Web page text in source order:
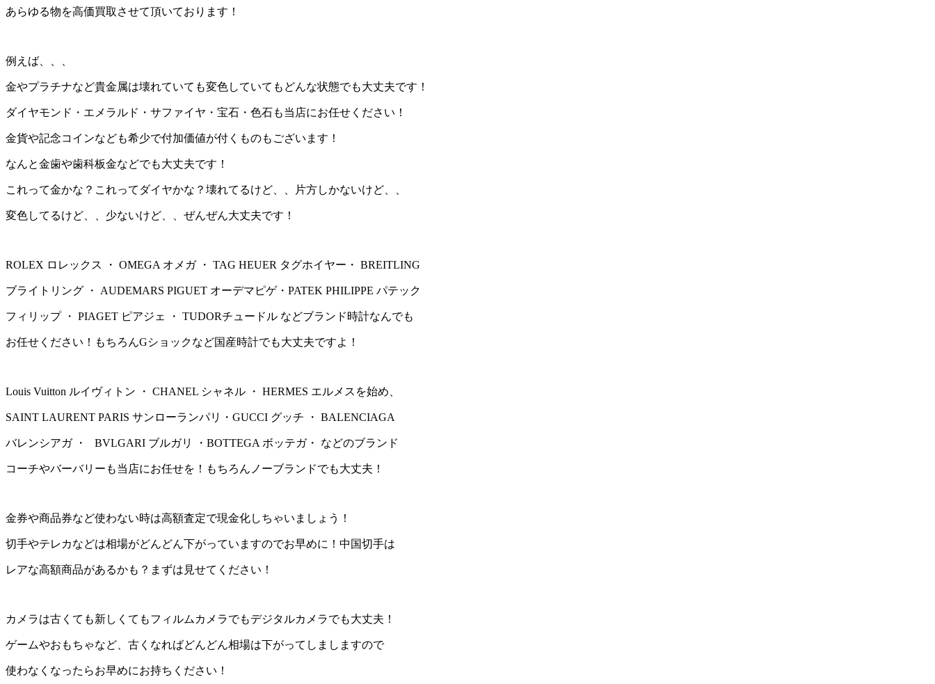
あらゆる物を高価買取させて頂いております！
例えば、、、
金やプラチナなど貴金属は壊れていても変色していてもどんな状態でも大丈夫です！
ダイヤモンド・エメラルド・サファイヤ・宝石・色石も当店にお任せください！
金貨や記念コインなども希少で付加価値が付くものもございます！
なんと金歯や歯科板金などでも大丈夫です！
これって金かな？これってダイヤかな？壊れてるけど、、片方しかないけど、、
変色してるけど、、少ないけど、、ぜんぜん大丈夫です！
ROLEX ロレックス ・ OMEGA オメガ ・ TAG HEUER タグホイヤー・ BREITLING
ブライトリング ・ AUDEMARS PIGUET オーデマピゲ・PATEK PHILIPPE パテック
フィリップ ・ PIAGET ピアジェ ・ TUDORチュードル などブランド時計なんでも
お任せください！もちろんGショックなど国産時計でも大丈夫ですよ！
Louis Vuitton ルイヴィトン ・ CHANEL シャネル ・ HERMES エルメスを始め、
SAINT LAURENT PARIS サンローランパリ・GUCCI グッチ ・ BALENCIAGA
バレンシアガ ・ BVLGARI ブルガリ ・BOTTEGA ボッテガ・ などのブランド
コーチやバーバリーも当店にお任せを！もちろんノーブランドでも大丈夫！
金券や商品券など使わない時は高額査定で現金化しちゃいましょう！
切手やテレカなどは相場がどんどん下がっていますのでお早めに！中国切手は
レアな高額商品があるかも？まずは見せてください！
カメラは古くても新しくてもフィルムカメラでもデジタルカメラでも大丈夫！
ゲームやおもちゃなど、古くなればどんどん相場は下がってしましますので
使わなくなったらお早めにお持ちください！